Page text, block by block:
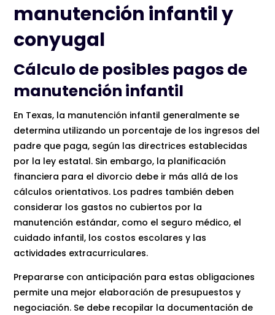
manutención infantil y
conyugal
Cálculo de posibles pagos de
manutención infantil
En Texas, la manutención infantil generalmente se
determina utilizando un porcentaje de los ingresos del
padre que paga, según las directrices establecidas
por la ley estatal. Sin embargo, la planificación
financiera para el divorcio debe ir más allá de los
cálculos orientativos. Los padres también deben
considerar los gastos no cubiertos por la
manutención estándar, como el seguro médico, el
cuidado infantil, los costos escolares y las
actividades extracurriculares.
Prepararse con anticipación para estas obligaciones
permite una mejor elaboración de presupuestos y
negociación. Se debe recopilar la documentación de